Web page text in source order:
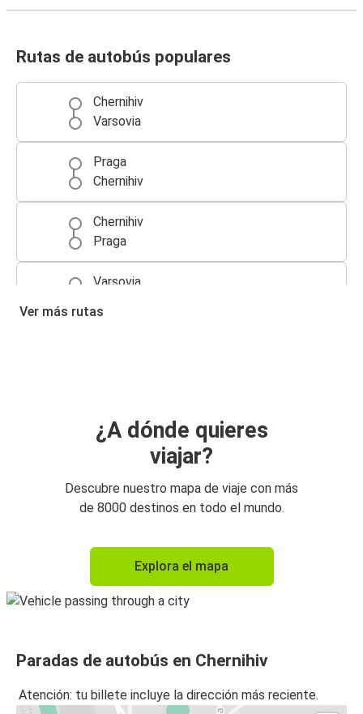
Rutas de autobús populares
Chernihiv
Varsovia
Praga
Chernihiv
Chernihiv
Praga
Varsovia
Chernihiv
Ver más rutas
¿A dónde quieres
viajar?
Descubre nuestro mapa de viaje con más
de 8000 destinos en todo el mundo.
Explora el mapa
Paradas de autobús en Chernihiv
Atención: tu billete incluye la dirección más reciente.